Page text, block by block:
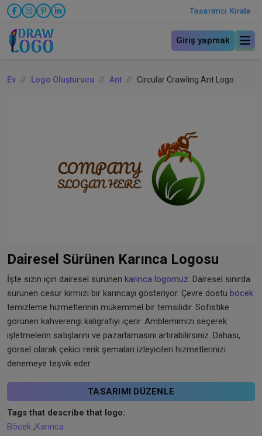
Tasarımcı Kirala
Giriş yapmak
Ev Logo Oluşturucu Ant Circular Crawling Ant Logo
Dairesel Sürünen Karınca Logosu
İşte sizin için dairesel sürünen karınca logomuz. Dairesel sınırda
sürünen cesur kırmızı bir karıncayı gösteriyor. Çevre dostu böcek
temizleme hizmetlerinin mükemmel bir temsilidir. Sofistike
görünen kahverengi kaligrafiyi içerir. Amblemimizi seçerek
işletmelerin satışlarını ve pazarlamasını artırabilirsiniz. Dahası,
görsel olarak çekici renk şemaları izleyicileri hizmetlerinizi
denemeye teşvik eder.
TASARIMI DÜZENLE
Tags that describe that logo:
Böcek ,Karınca